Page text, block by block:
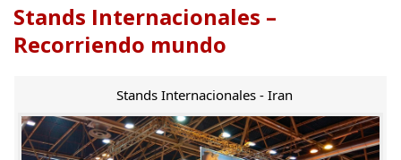
Stands Internacionales –
Recorriendo mundo
Stands Internacionales - Iran